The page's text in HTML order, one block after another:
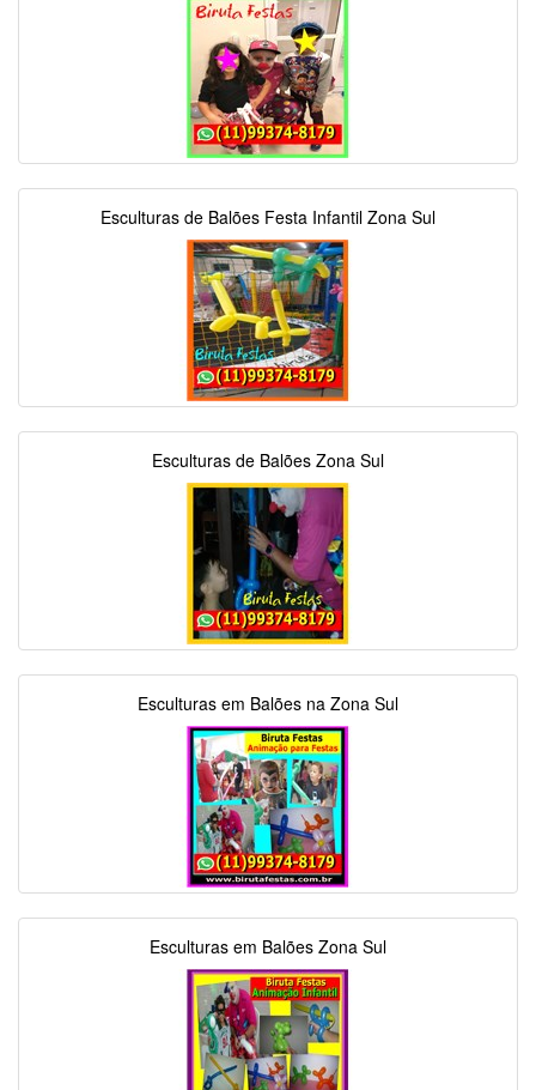
Esculturas de Balões Festa Infantil Zona Sul
Esculturas de Balões Zona Sul
Esculturas em Balões na Zona Sul
Esculturas em Balões Zona Sul